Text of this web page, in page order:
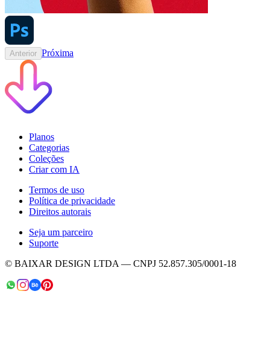
Anterior Próxima
Planos
Categorias
Coleções
Criar com IA
Termos de uso
Política de privacidade
Direitos autorais
Seja um parceiro
Suporte
© BAIXAR DESIGN LTDA — CNPJ 52.857.305/0001-18